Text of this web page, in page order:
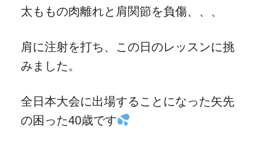
太ももの肉離れと肩関節を負傷、、、
肩に注射を打ち、この日のレッスンに挑
みました。
全日本大会に出場することになった矢先
の困った40歳です